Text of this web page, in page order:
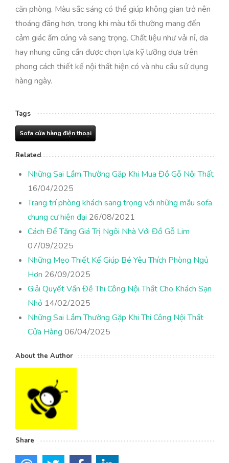
căn phòng. Màu sắc sáng có thể giúp không gian trở nên
thoáng đãng hơn, trong khi màu tối thường mang đến
cảm giác ấm cúng và sang trọng. Chất liệu như vải nỉ, da
hay nhung cũng cần được chọn lựa kỹ lưỡng dựa trên
phong cách thiết kế nội thất hiện có và nhu cầu sử dụng
hàng ngày.
Tags
Sofa cửa hàng điện thoại
Related
Những Sai Lầm Thường Gặp Khi Mua Đồ Gỗ Nội Thất
16/04/2025
Trang trí phòng khách sang trọng với những mẫu sofa
chung cư hiện đại 26/08/2021
Cách Để Tăng Giá Trị Ngôi Nhà Với Đồ Gỗ Lim
07/09/2025
Những Mẹo Thiết Kế Giúp Bé Yêu Thích Phòng Ngủ
Hơn 26/09/2025
Giải Quyết Vấn Đề Thi Công Nội Thất Cho Khách Sạn
Nhỏ 14/02/2025
Những Sai Lầm Thường Gặp Khi Thi Công Nội Thất
Cửa Hàng 06/04/2025
About the Author
Share